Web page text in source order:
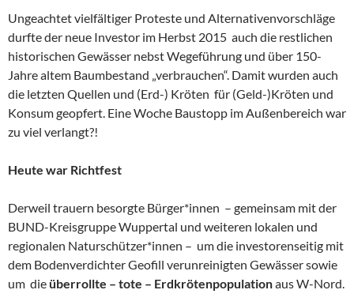
Ungeachtet vielfältiger Proteste und Alternativenvorschläge
durfte der neue Investor im Herbst 2015 auch die restlichen
historischen Gewässer nebst Wegeführung und über 150-
Jahre altem Baumbestand „verbrauchen“. Damit wurden auch
die letzten Quellen und (Erd-) Kröten für (Geld-)Kröten und
Konsum geopfert. Eine Woche Baustopp im Außenbereich war
zu viel verlangt?!
Heute war Richtfest
Derweil trauern besorgte Bürger*innen – gemeinsam mit der
BUND-Kreisgruppe Wuppertal und weiteren lokalen und
regionalen Naturschützer*innen – um die investorenseitig mit
dem Bodenverdichter Geofill verunreinigten Gewässer sowie
um dieüberrollte – tote – Erdkrötenpopulationaus W-Nord.